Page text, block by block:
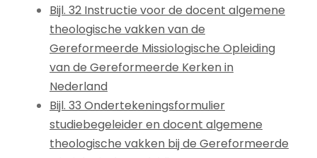
Bijl. 32 Instructie voor de docent algemene
theologische vakken van de
Gereformeerde Missiologische Opleiding
van de Gereformeerde Kerken in
Nederland
Bijl. 33 Ondertekeningsformulier
studiebegeleider en docent algemene
theologische vakken bij de Gereformeerde